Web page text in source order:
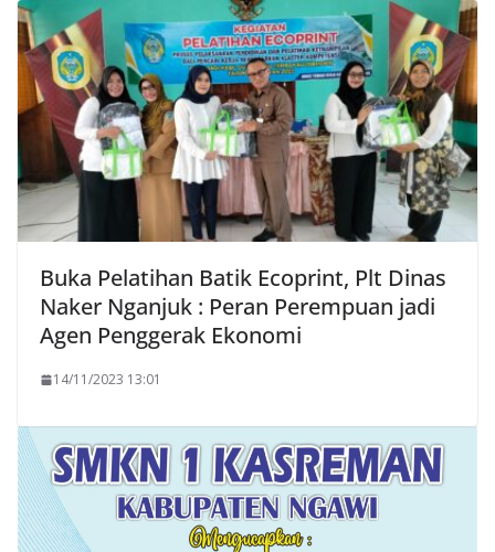
Buka Pelatihan Batik Ecoprint, Plt Dinas
Naker Nganjuk : Peran Perempuan jadi
Agen Penggerak Ekonomi
14/11/2023 13:01